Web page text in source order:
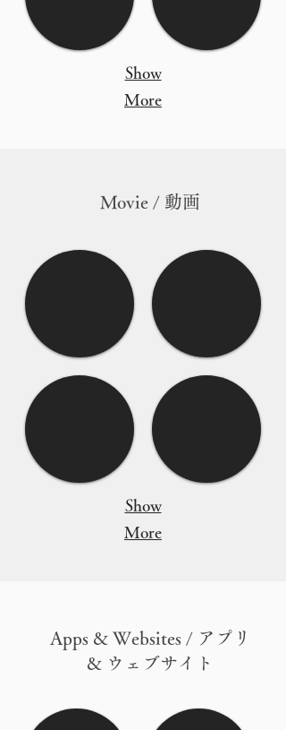
Show
More
Movie / 動画
Show
More
Apps & Websites / アプリ
& ウェブサイト